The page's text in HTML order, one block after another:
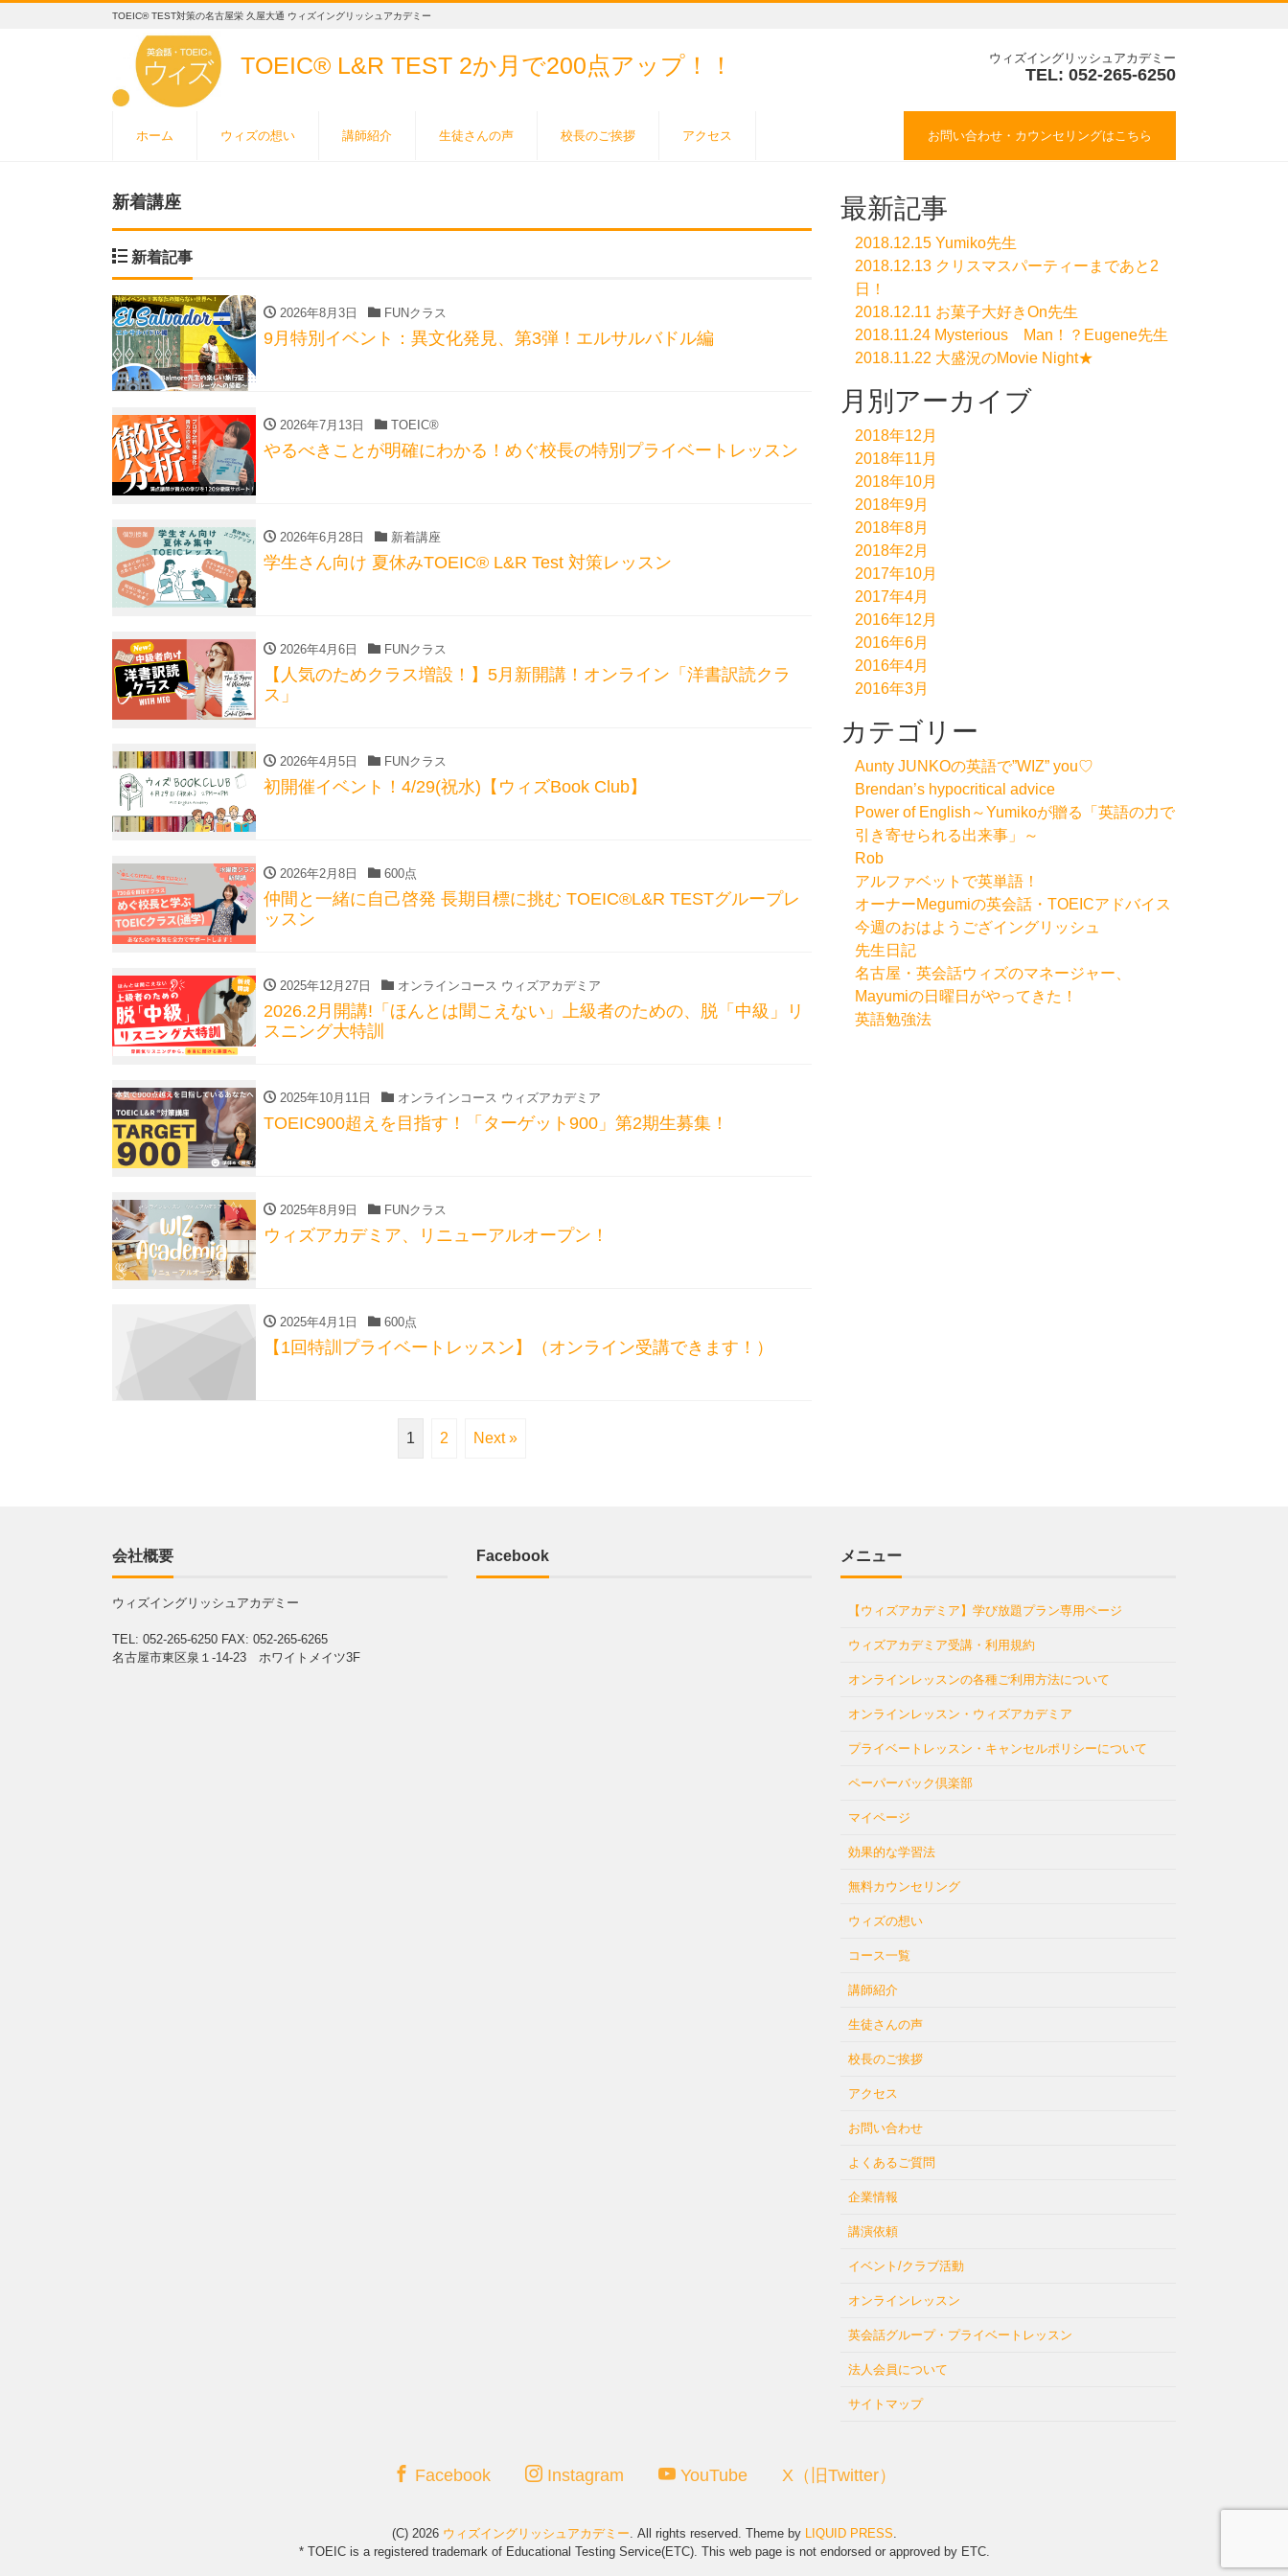
TOEIC® TEST対策の名古屋栄 久屋大通 ウィズイングリッシュアカデミー
TOEIC® L&R TEST 2か月で200点アップ！！ ウィズイングリッシュアカデミー
TEL: 052-265-6250
ホーム ウィズの想い 講師紹介 生徒さんの声 校長のご挨拶 アクセス お問い合わせ・カウンセリングはこちら
新着講座
新着記事
2026年8月3日 FUNクラス
9月特別イベント：異文化発見、第3弾！エルサルバドル編
2026年7月13日 TOEIC®
やるべきことが明確にわかる！めぐ校長の特別プライベートレッスン
2026年6月28日 新着講座
学生さん向け 夏休みTOEIC® L&R Test 対策レッスン
2026年4月6日 FUNクラス
【人気のためクラス増設！】5月新開講！オンライン「洋書訳読クラ
ス」
2026年4月5日 FUNクラス
初開催イベント！4/29(祝水)【ウィズBook Club】
2026年2月8日 600点
仲間と一緒に自己啓発 長期目標に挑む TOEIC®L&R TESTグループレ
ッスン
2025年12月27日 オンラインコース ウィズアカデミア
2026.2月開講!「ほんとは聞こえない」上級者のための、脱「中級」リ
スニング大特訓
2025年10月11日 オンラインコース ウィズアカデミア
TOEIC900超えを目指す！「ターゲット900」第2期生募集！
2025年8月9日 FUNクラス
ウィズアカデミア、リニューアルオープン！
2025年4月1日 600点
【1回特訓プライベートレッスン】（オンライン受講できます！）
1 2 Next »
最新記事
2018.12.15 Yumiko先生
2018.12.13 クリスマスパーティーまであと2
日！
2018.12.11 お菓子大好きOn先生
2018.11.24 Mysterious Man！？Eugene先生
2018.11.22 大盛況のMovie Night★
月別アーカイブ
2018年12月
2018年11月
2018年10月
2018年9月
2018年8月
2018年2月
2017年10月
2017年4月
2016年12月
2016年6月
2016年4月
2016年3月
カテゴリー
Aunty JUNKOの英語で”WIZ” you♡
Brendan’s hypocritical advice
Power of English～Yumikoが贈る「英語の力で
引き寄せられる出来事」～
Rob
アルファベットで英単語！
オーナーMegumiの英会話・TOEICアドバイス
今週のおはようござイングリッシュ
先生日記
名古屋・英会話ウィズのマネージャー、
Mayumiの日曜日がやってきた！
英語勉強法
会社概要
ウィズイングリッシュアカデミー
TEL: 052-265-6250 FAX: 052-265-6265
名古屋市東区泉１-14-23 ホワイトメイツ3F
Facebook メニュー
【ウィズアカデミア】学び放題プラン専用ページ
ウィズアカデミア受講・利用規約
オンラインレッスンの各種ご利用方法について
オンラインレッスン・ウィズアカデミア
プライベートレッスン・キャンセルポリシーについて
ペーパーバック倶楽部
マイページ
効果的な学習法
無料カウンセリング
ウィズの想い
コース一覧
講師紹介
生徒さんの声
校長のご挨拶
アクセス
お問い合わせ
よくあるご質問
企業情報
講演依頼
イベント/クラブ活動
オンラインレッスン
英会話グループ・プライベートレッスン
法人会員について
サイトマップ
Facebook Instagram YouTube X（旧Twitter）
(C) 2026 ウィズイングリッシュアカデミー. All rights reserved. Theme by LIQUID PRESS.
* TOEIC is a registered trademark of Educational Testing Service(ETC). This web page is not endorsed or approved by ETC.